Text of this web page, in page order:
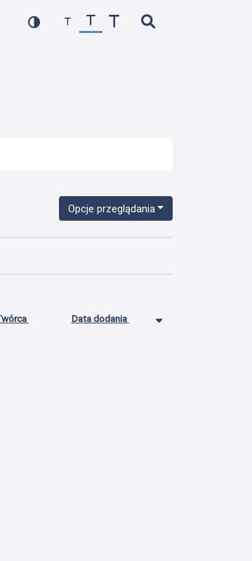
Opcje przeglądania
Data dodania